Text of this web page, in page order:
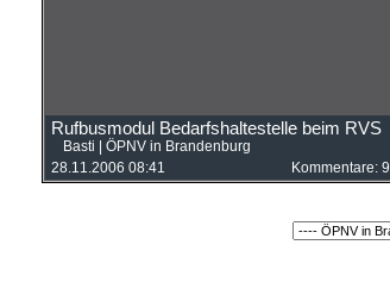
Rufbusmodul Bedarfshaltestelle beim RVS
Basti
ÖPNV in Brandenburg
28.11.2006 08:41
Kommentare: 9